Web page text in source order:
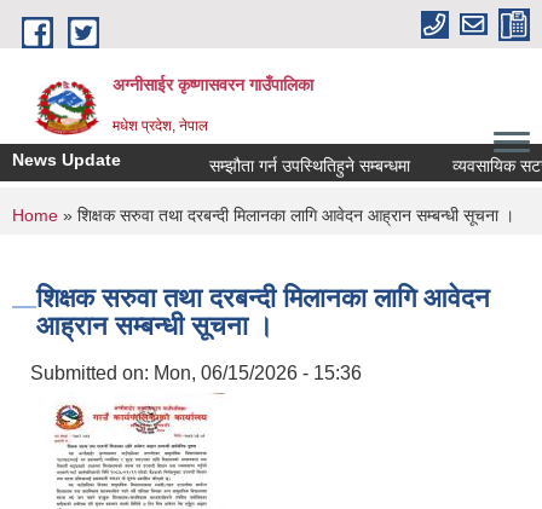
Skip to main content
अग्नीसाईर कृष्णासवरन गाउँपालिका
मधेश प्रदेश, नेपाल
News Update सम्झौता गर्न उपस्थितिहुने सम्बन्धमा व्यवसायिक सटर/
You are here
Home » शिक्षक सरुवा तथा दरबन्दी मिलानका लागि आवेदन आह्रान सम्बन्धी सूचना ।
शिक्षक सरुवा तथा दरबन्दी मिलानका लागि आवेदन
आह्रान सम्बन्धी सूचना ।
Submitted on: Mon, 06/15/2026 - 15:36